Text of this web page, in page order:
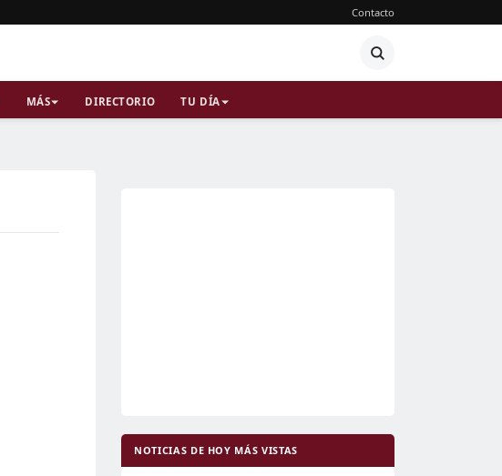
Contacto
MÁS DIRECTORIO TU DÍA
NOTICIAS DE HOY MÁS VISTAS